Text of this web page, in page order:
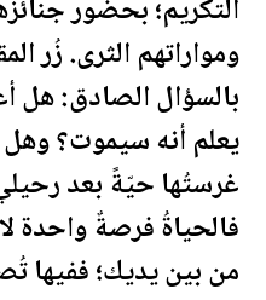
التكريم؛ بحضور
ومواراتهم الثرى. زُر
بالسؤال الصادق: هل
يعلم أنه سيموت؟ وهل
غرستُها حيّةً بعد
فالحياةُ فرصةٌ واحدة
من بين يديك؛ ففيها